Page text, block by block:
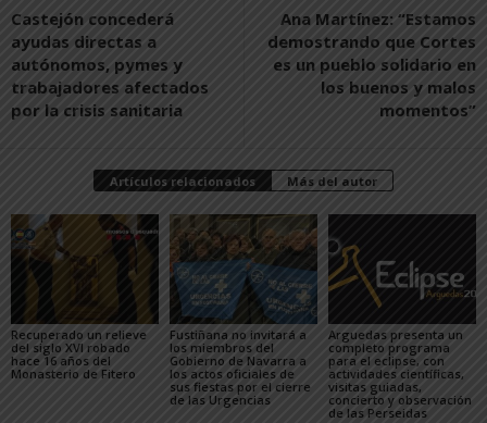
Castejón concederá
ayudas directas a
autónomos, pymes y
trabajadores afectados
por la crisis sanitaria
Ana Martínez: “Estamos
demostrando que Cortes
es un pueblo solidario en
los buenos y malos
momentos”
Artículos relacionados Más del autor
Recuperado un relieve
del siglo XVI robado
hace 16 años del
Monasterio de Fitero
Fustiñana no invitará a
los miembros del
Gobierno de Navarra a
los actos oficiales de
sus fiestas por el cierre
de las Urgencias
Arguedas presenta un
completo programa
para el eclipse, con
actividades científicas,
visitas guiadas,
concierto y observación
de las Perseidas